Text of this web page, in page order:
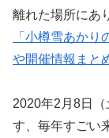
離れた場所にあ
「小樽雪あか
や開催情報まと
2020年2月8日（
す、毎年すごい